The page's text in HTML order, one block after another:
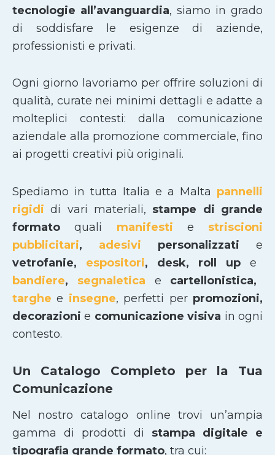
tecnologie all’avanguardia, siamo in grado
di soddisfare le esigenze di aziende,
professionisti e privati.
Ogni giorno lavoriamo per offrire soluzioni di
qualità, curate nei minimi dettagli e adatte a
molteplici contesti: dalla comunicazione
aziendale alla promozione commerciale, fino
ai progetti creativi più originali.
Spediamo in tutta Italia e a Malta pannelli
rigididi vari materiali, stampe di grande
formatoquali manifesti e striscioni
pubblicitari, adesivi personalizzati e
vetrofanie, espositori, desk, roll up e
bandiere, segnaletica e cartellonistica,
targhee insegne, perfetti per promozioni,
decorazionie comunicazione visiva in ogni
contesto.
Un Catalogo Completo per la Tua
Comunicazione
Nel nostro catalogo online trovi un’ampia
gamma di prodotti di stampa digitale e
tipografia grande formato, tra cui: